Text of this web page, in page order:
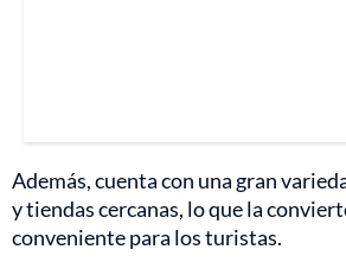
Además, cuenta con una gran
y tiendas cercanas, lo que la
conveniente para los turistas.